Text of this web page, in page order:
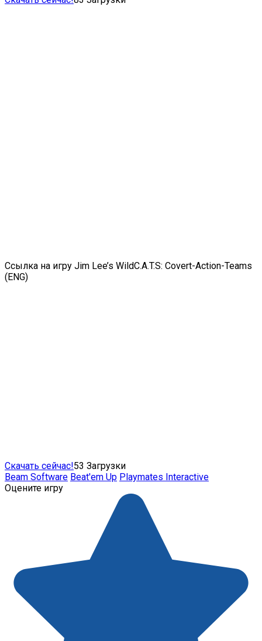
Ссылка на игру Jim Lee’s WildC.A.T.S: Covert-Action-Teams
(ENG)
Скачать сейчас!53 Загрузки
Beam Software Beat'em Up Playmates Interactive
Оцените игру